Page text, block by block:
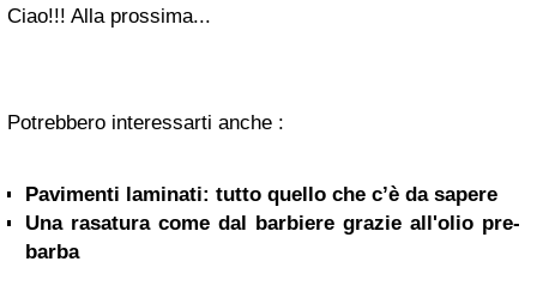
Ciao!!! Alla prossima...
Potrebbero interessarti anche :
Pavimenti laminati: tutto quello che c’è da sapere
Una rasatura come dal barbiere grazie all'olio pre-
barba